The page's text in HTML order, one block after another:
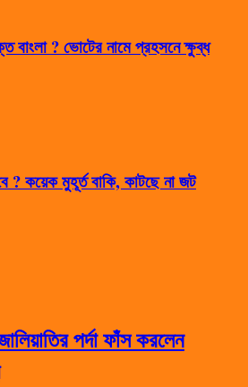
বাংলা ? ভোটের নামে প্রহসনে ক্ষুব্ধ
? কয়েক মুহূর্ত বাকি, কাটছে না জট
পর্দা ফাঁস করলেন